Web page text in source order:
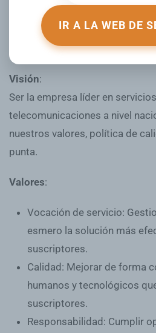
IR A LA WEB DE
:
Satisfacer las necesidades de
información, y entretenimiento;
Visión:
Ser la empresa líder en
telecomunicaciones a nivel
nuestros valores, política de
punta.
Valores:
Vocación de servicio:
esmero la solución más
suscriptores.
Calidad: Mejorar de forma
humanos y tecnológicos
suscriptores.
Responsabilidad: Cumplir